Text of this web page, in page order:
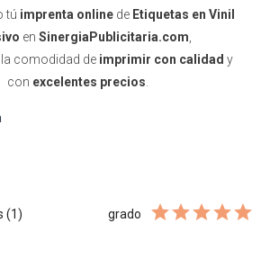
tú imprenta online de Etiquetas en Vinil
en SinergiaPublicitaria.com
comodidad de imprimir con calidad y
con excelentes precios
(1) grado